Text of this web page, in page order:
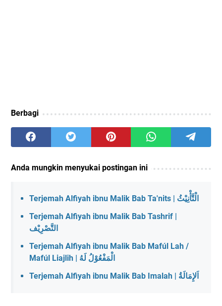
Berbagi
Anda mungkin menyukai postingan ini
Terjemah Alfiyah ibnu Malik Bab Ta'nits | الْتَّأْنِيْثُ
Terjemah Alfiyah ibnu Malik Bab Tashrif |
التَّصْرِيْف
Terjemah Alfiyah ibnu Malik Bab Mafúl Lah /
Mafúl Liajlih | الْمَفْعُوْلُ لَهُ
Terjemah Alfiyah ibnu Malik Bab Imalah | اَلإِمَالَةُ